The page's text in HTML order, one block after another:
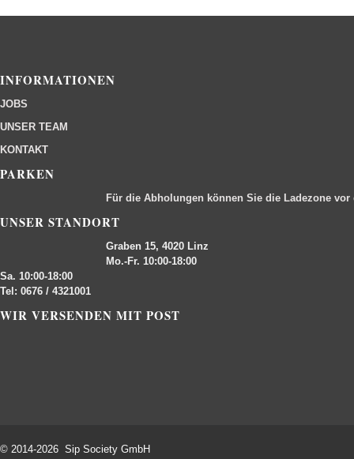
INFORMATIONEN
JOBS
UNSER TEAM
KONTAKT
PARKEN
Für die Abholungen können Sie die Ladezone
UNSER STANDORT
Graben 15, 4020 Linz
Mo.-Fr. 10:00-18:00
Sa. 10:00-18:00
Tel: 0676 / 4321001
WIR VERSENDEN MIT POST
© 2014-2026 Sip Society GmbH